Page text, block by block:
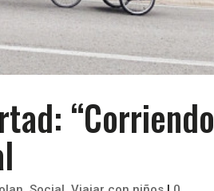
“Corriendo